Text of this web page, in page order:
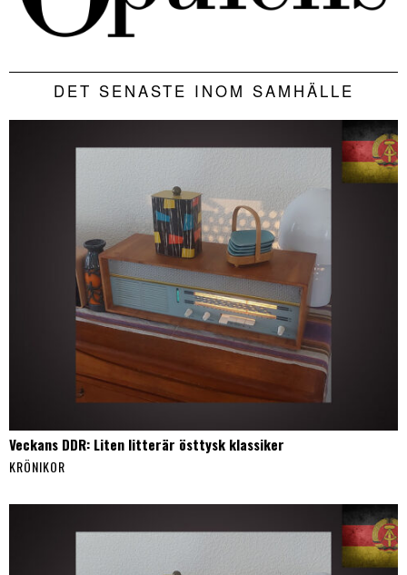
DET SENASTE INOM SAMHÄLLE
Veckans DDR: Liten litterär östtysk klassiker
KRÖNIKOR